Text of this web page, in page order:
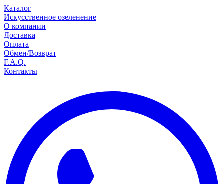
Каталог
Искусственное озеленение
О компании
Доставка
Оплата
Обмен/Возврат
F.A.Q.
Контакты